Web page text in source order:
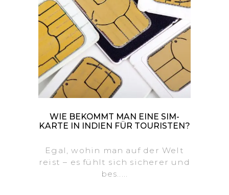
WIE BEKOMMT MAN EINE SIM-
KARTE IN INDIEN FÜR TOURISTEN?
Egal, wohin man auf der Welt
reist – es fühlt sich sicherer und
bes.....